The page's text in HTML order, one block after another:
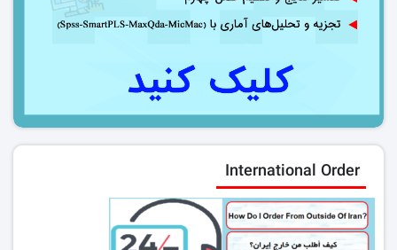
International Order